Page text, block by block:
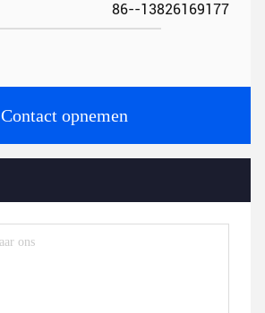
86--13826169177
Contact opnemen